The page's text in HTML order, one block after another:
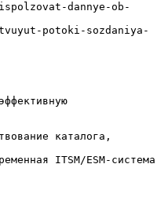
dannye-ob-
potoki-sozdaniya-
каталога,
ITSM/ESM-система